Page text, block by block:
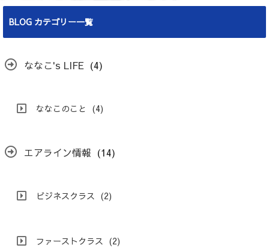
BLOG カテゴリー一覧
ななこ's LIFE (4)
ななこのこと (4)
エアライン情報 (14)
ビジネスクラス (2)
ファーストクラス (2)